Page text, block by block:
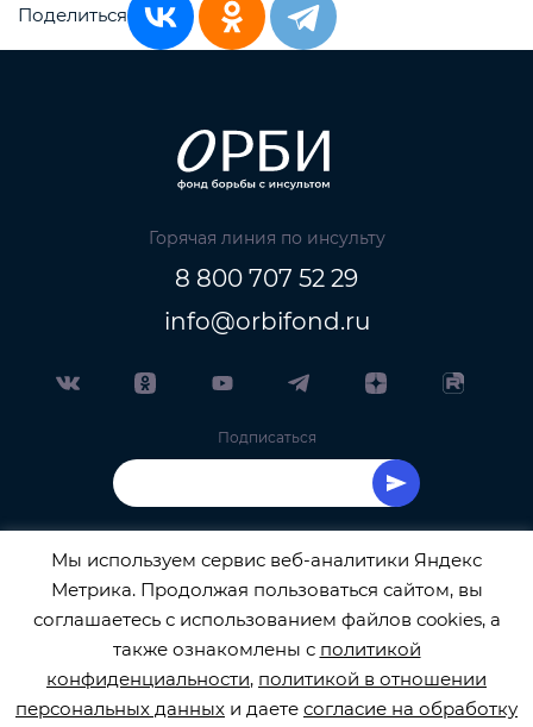
Поделиться
Горячая линия по инсульту
8 800 707 52 29
info@orbifond.ru
Подписаться
ОФИЦИАЛЬНЫЙ ОПЕРАТОР ОБРАБОТКИ
ПЕРСОНАЛЬНЫХ ДАННЫХ РЕГИСТРАЦИОННЫЙ
НОМЕР 77-22-133540
Мы используем сервис веб-аналитики Яндекс
Метрика. Продолжая пользоваться сайтом, вы
соглашаетесь с использованием файлов cookies, а
также ознакомлены с политикой
конфиденциальности, политикой в отношении
персональных данных и даете согласие на обработку